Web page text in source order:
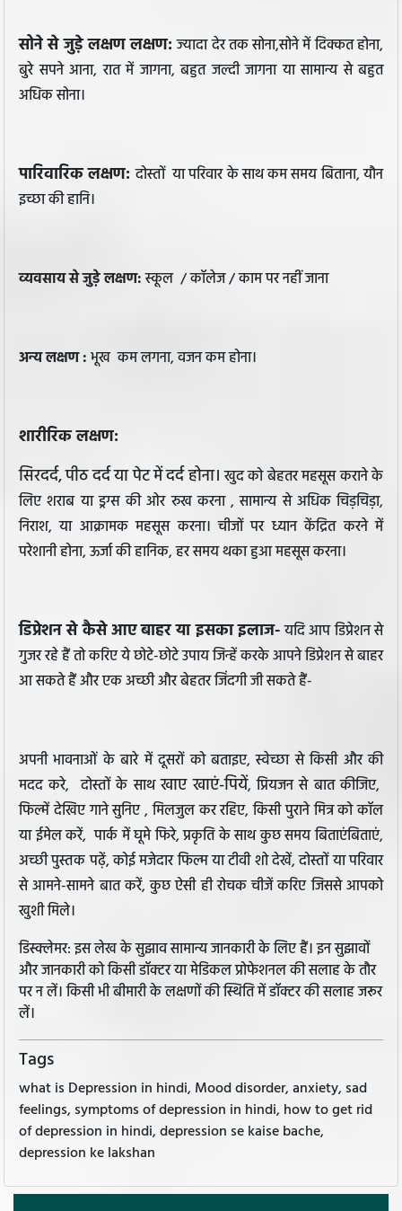
सोने से जुड़े लक्षण लक्षण:ज्यादा देर तक सोना,सोने में दिक्कत होना,
बुरे सपने आना, रात में जागना, बहुत जल्दी जागना या सामान्य से बहुत
अधिक सोना।
पारिवारिक लक्षण:दोस्तों या परिवार के साथ कम समय बिताना, यौन
इच्छा की हानि।
व्यवसाय से जुड़े लक्षण:स्कूल / कॉलेज / काम पर नहीं जाना
अन्य लक्षण :भूख कम लगना, वजन कम होना।
शारीरिक लक्षण:
सिरदर्द, पीठ दर्द या पेट में दर्द होना।खुद को बेहतर महसूस कराने के
लिए शराब या ड्रग्स की ओर रुख करना , सामान्य से अधिक चिड़चिड़ा,
निराश, या आक्रामक महसूस करना।चीजों पर ध्यान केंद्रित करने में
परेशानी होना, ऊर्जा की हानिक, हर समय थका हुआ महसूस करना।
डिप्रेशन से कैसे आए बाहर या इसका इलाज-यदि आप डिप्रेशन से
गुजर रहे हैं तो करिए ये छोटे-छोटे उपाय जिन्हें करके आपने डिप्रेशन से बाहर
आ सकते हैं और एक अच्छी और बेहतर जिंदगी जी सकते हैं-
अपनी भावनाओं के बारे में दूसरों को बताइए, स्वेच्छा से किसी और की
मदद करे, दोस्तों के साथखाए खाएं-पियें, प्रियजन से बात कीजिए,
फिल्में देखिए गाने सुनिए , मिलजुल कर रहिए, किसी पुराने मित्र को कॉल
या ईमेल करें, पार्क में घूमे फिरे, प्रकृति के साथ कुछ समय बिताएंबिताएं,
अच्छी पुस्तक पढ़ें,कोई मजेदार फिल्म या टीवी शो देखें,दोस्तों या परिवार
से आमने-सामने बात करें,कुछ ऐसी ही रोचक चीजें करिए जिससे आपको
खुशी मिले।
डिस्क्लेमर: इस लेख के सुझाव सामान्य जानकारी के लिए हैं। इन सुझावों
और जानकारी को किसी डॉक्टर या मेडिकल प्रोफेशनल की सलाह के तौर
पर न लें। किसी भी बीमारी के लक्षणों की स्थिति में डॉक्टर की सलाह जरूर
लें।
Tags
what is Depression in hindi, Mood disorder, anxiety, sad
feelings, symptoms of depression in hindi, how to get rid
of depression in hindi, depression se kaise bache,
depression ke lakshan